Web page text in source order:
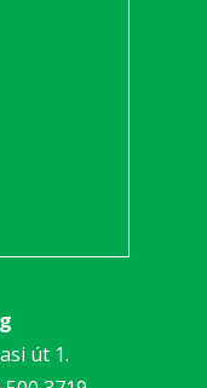
út 1.